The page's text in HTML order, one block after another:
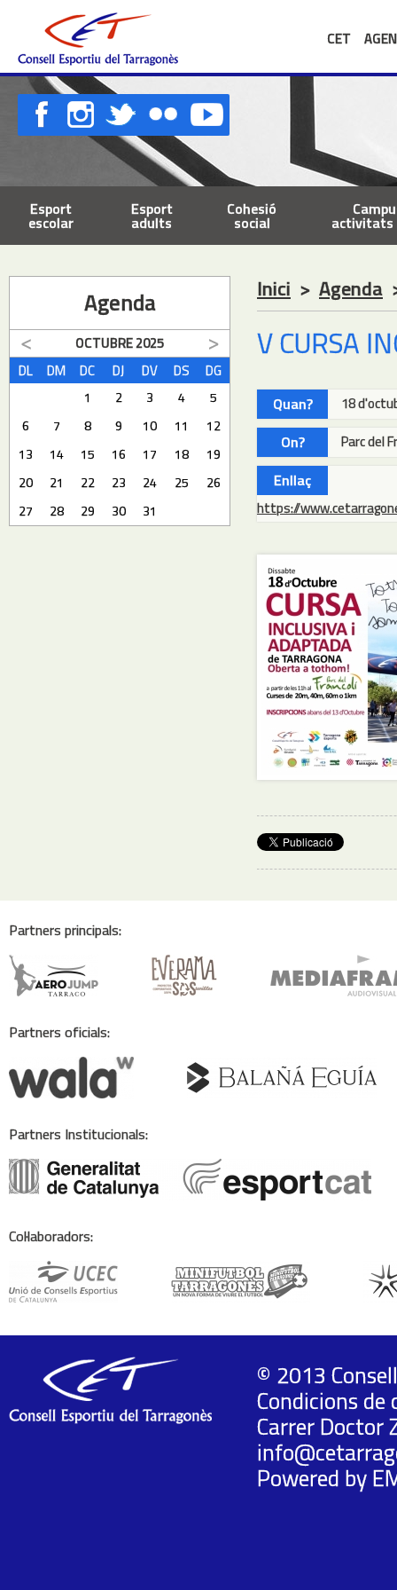
CET
Esport
escolar
Esport
adults
Cohesió
social activitats
Agenda
OCTUBRE2025
DL
DM DC DJ DV DS DG
1 2 3 4
5
6
7 8 9 10 11
12
13
14 15 16 17 18
19
20
21 22 23 24 25
26
27
28 29 30 31
Inici > Agenda
V CURSA
Quan? 18
On? Parc del
Enllaç
https://
Partners principals:
Partners oficials:
Partners Institucionals:
Col·laboradors:
© 2013
Condicions
Carrer Doctor
Powered by